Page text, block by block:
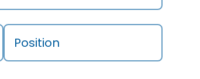
Position